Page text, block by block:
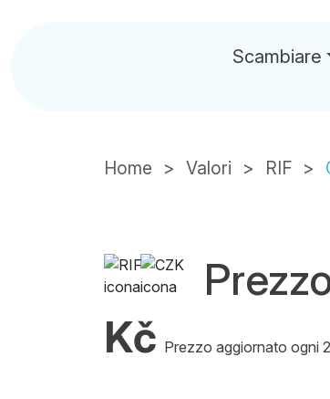
Scambiare
Home Valori RIF
Kč Prezzo aggiornato ogni